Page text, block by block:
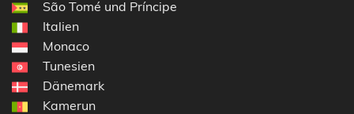
São Tomé und Príncipe
Italien
Monaco
Tunesien
Dänemark
Kamerun